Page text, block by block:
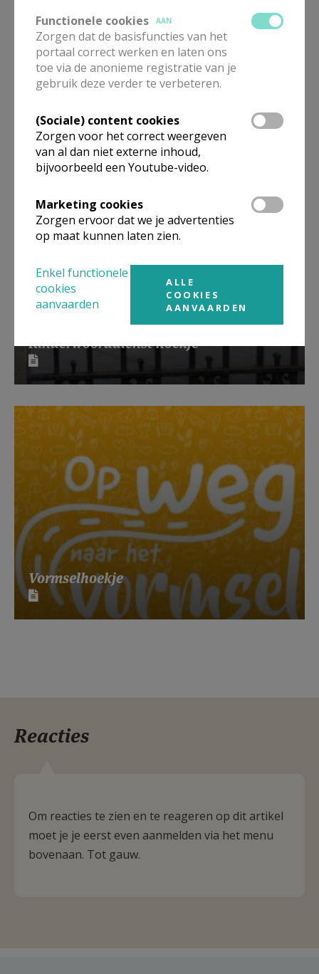
Kinderwoorddienst hoekje
Vormselhoekje
Reacties
Om reacties te zien en te reageren op dit artikel
moet je je eerst even aanmelden via het menu
bovenaan. Tot gauw.
Functionele cookies
AAN
Zorgen dat de basisfuncties van het
portaal correct werken en laten ons
toe via de anonieme registratie van je
gebruik deze verder te verbeteren.
(Sociale) content cookies
Zorgen voor het correct weergeven
van al dan niet externe inhoud,
bijvoorbeeld een Youtube-video.
Marketing cookies
Zorgen ervoor dat we je advertenties
op maat kunnen laten zien.
Enkel functionele
cookies
aanvaarden
ALLE
COOKIES
AANVAARDEN